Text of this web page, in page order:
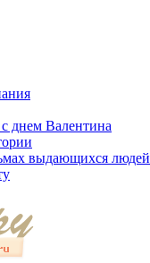
днем Валентина
выдающихся людей